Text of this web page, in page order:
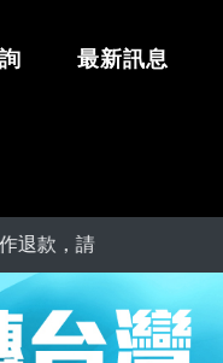
最新訊息
勿相信詐騙手法。